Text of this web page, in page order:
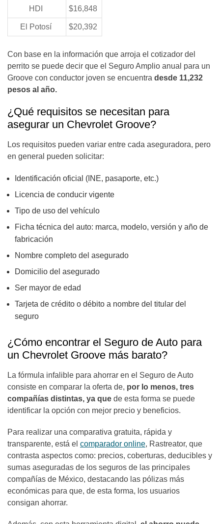
HDI $16,848
El Potosí $20,392
Con base en la información que arroja el cotizador del
perrito se puede decir que el Seguro Amplio anual para un
Groove con conductor joven se encuentra desde 11,232
pesos al año.
¿Qué requisitos se necesitan para
asegurar un Chevrolet Groove?
Los requisitos pueden variar entre cada aseguradora, pero
en general pueden solicitar:
Identificación oficial (INE, pasaporte, etc.)
Licencia de conducir vigente
Tipo de uso del vehículo
Ficha técnica del auto: marca, modelo, versión y año de
fabricación
Nombre completo del asegurado
Domicilio del asegurado
Ser mayor de edad
Tarjeta de crédito o débito a nombre del titular del
seguro
¿Cómo encontrar el Seguro de Auto para
un Chevrolet Groove más barato?
La fórmula infalible para ahorrar en el Seguro de Auto
consiste en comparar la oferta de, por lo menos, tres
compañías distintas, ya que de esta forma se puede
identificar la opción con mejor precio y beneficios.
Para realizar una comparativa gratuita, rápida y
transparente, está el comparador online, Rastreator, que
contrasta aspectos como: precios, coberturas, deducibles y
sumas aseguradas de los seguros de las principales
compañías de México, destacando las pólizas más
económicas para que, de esta forma, los usuarios
consigan ahorrar.